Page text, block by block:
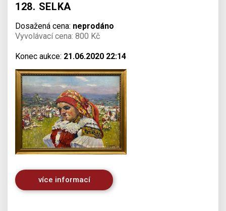
128. SELKA
Dosažená cena: neprodáno
Vyvolávací cena: 800 Kč
Konec aukce: 21.06.2020 22:14
více informací